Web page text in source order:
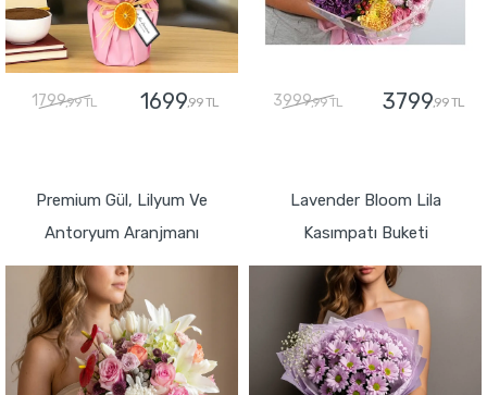
1799,99 TL 1699,99 TL 3999,99 TL 3799,99 TL
Premium Gül, Lilyum Ve
Antoryum Aranjmanı
Lavender Bloom Lila
Kasımpatı Buketi